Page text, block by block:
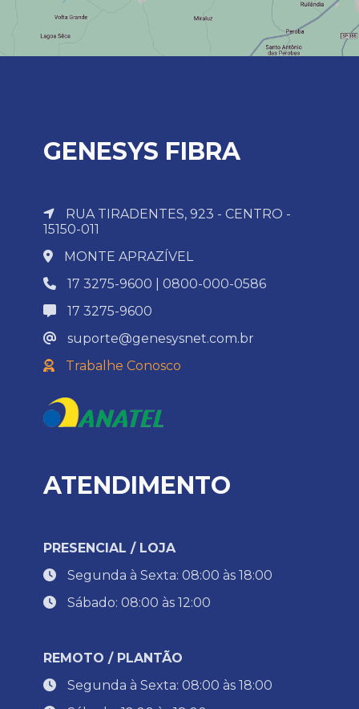
GENESYS FIBRA
RUA TIRADENTES, 923 - CENTRO -
15150-011
MONTE APRAZÍVEL
17 3275-9600 | 0800-000-0586
17 3275-9600
suporte@genesysnet.com.br
Trabalhe Conosco
ATENDIMENTO
PRESENCIAL / LOJA
Segunda à Sexta: 08:00 às 18:00
Sábado: 08:00 às 12:00
REMOTO / PLANTÃO
Segunda à Sexta: 08:00 às 18:00